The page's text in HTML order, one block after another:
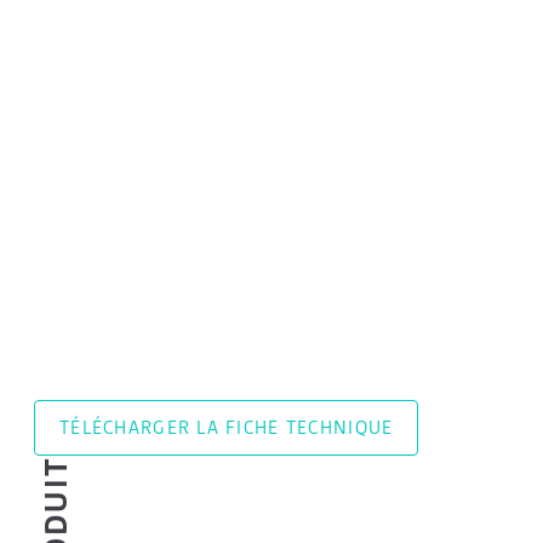
TÉLÉCHARGER LA FICHE TECHNIQUE